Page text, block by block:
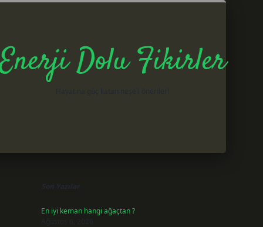
Dolu Fikirler
Son Yazılar
En iyi keman hangi ağaçtan ?
Ağustos 6, 2026